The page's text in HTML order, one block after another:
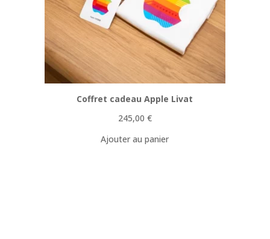
Coffret cadeau Apple Livat
245,00 €
Ajouter au panier